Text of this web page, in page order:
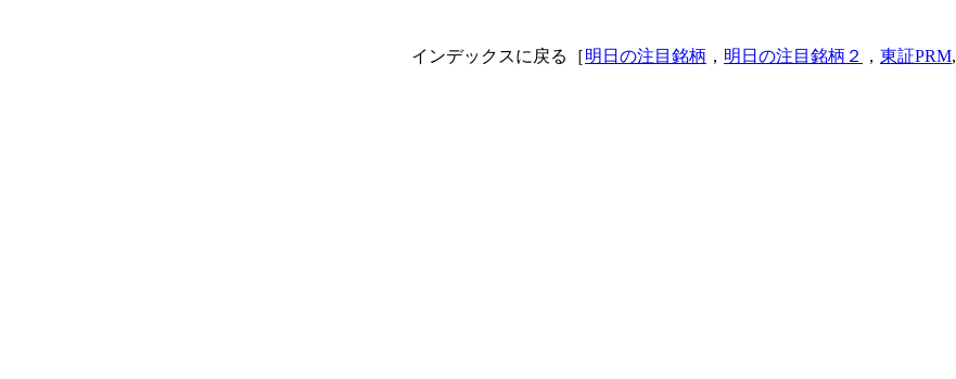
インデックスに戻る［明日の注目銘柄 ， 明日の注目銘柄２ ， 東証PRM,